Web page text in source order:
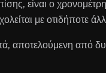
είναι ο
με οτιδήποτε
αποτελούμενη